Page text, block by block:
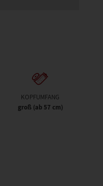
KOPFUMFANG
groß (ab 57 cm)